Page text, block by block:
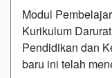
Modul
Kurikulum
Pendidikan dan
baru ini telah